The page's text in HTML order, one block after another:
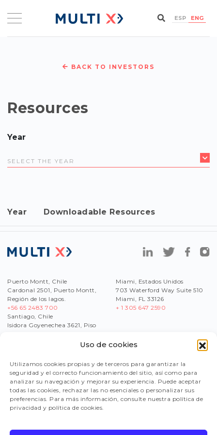
Uso de cookies
Utilizamos cookies propias y de terceros para garantizar la
seguridad y el correcto funcionamiento del sitio, así como para
analizar su navegación y mejorar su experiencia. Puede aceptar
todas las cookies, rechazar las no esenciales o personalizar sus
preferencias. Para más información, consulte nuestra política de
privacidad y política de cookies.
ESP ENG
BACK TO INVESTORS
Resources
Year
Year Downloadable Resources
Puerto Montt, Chile
Cardonal 2501, Puerto Montt,
Región de los lagos.
+56 65 2483 700
Santiago, Chile
Isidora Goyenechea 3621, Piso
Miami, Estados Unidos
703 Waterford Way Suite 510
Miami, FL 33126
+ 1 305 647 2590
WORK WITH US
SEND US YOUR CV
reclutamiento@multix-salmon.naitus.cl